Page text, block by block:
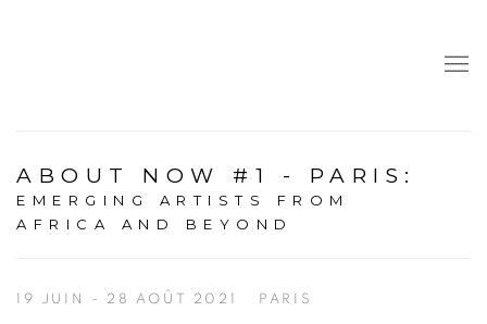
ABOUT NOW #1 - PARIS :
EMERGING ARTISTS FROM
AFRICA AND BEYOND
19 JUIN - 28 AOÛT 2021 PARIS